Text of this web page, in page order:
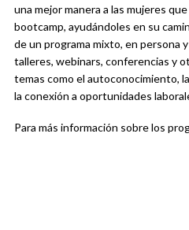
una mejor manera a las mujeres
bootcamp, ayudándoles en su
de un programa mixto, en persona
talleres, webinars, conferencias y
temas como el autoconocimiento,
la conexión a oportunidades
Para más información sobre los